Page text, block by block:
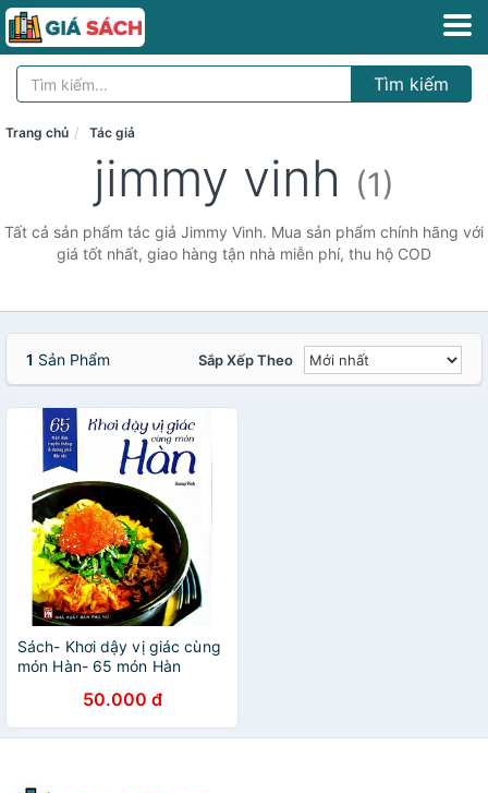
Tìm kiếm
Trang chủ Tác giả
jimmy vinh (1)
Tất cả sản phẩm tác giả Jimmy Vinh. Mua sản phẩm chính hãng với
giá tốt nhất, giao hàng tận nhà miễn phí, thu hộ COD
1 Sản Phẩm Sắp Xếp Theo
Sách- Khơi dậy vị giác cùng
món Hàn- 65 món Hàn
đưach sắc50.000 đ